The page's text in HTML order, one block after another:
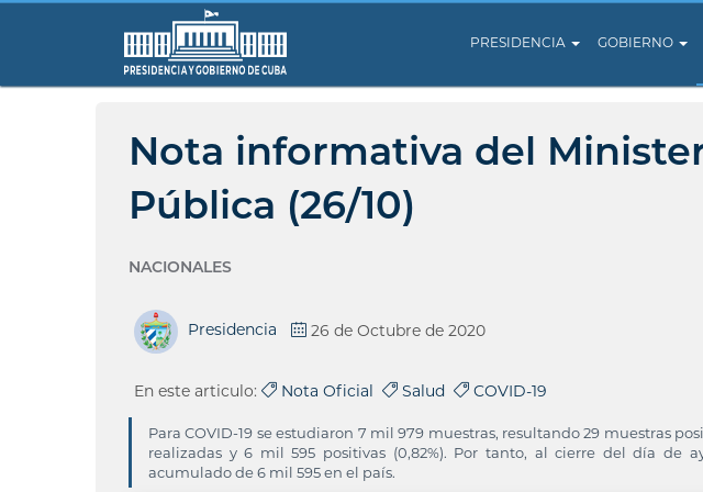
PRESIDENCIA GOBIERNO
Nota informativa del
Pública (26/10)
NACIONALES
Presidencia 26 de Octubre de 2020
En este articulo: Nota Oficial Salud COVID-19
Para COVID-19 se estudiaron 7 mil 979 muestras, resultando 29 muestras
realizadas y 6 mil 595 positivas (0,82%). Por tanto, al cierre del día de
acumulado de 6 mil 595 en el país.